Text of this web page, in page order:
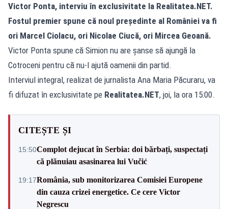
Victor Ponta, interviu în exclusivitate la Realitatea.NET.
Fostul premier spune că noul președinte al României va fi
ori Marcel Ciolacu, ori Nicolae Ciucă, ori Mircea Geoană.
Victor Ponta spune că Simion nu are șanse să ajungă la
Cotroceni pentru că nu-l ajută oamenii din partid.
Interviul integral, realizat de jurnalista Ana Maria Păcuraru, va
fi difuzat în exclusivitate pe Realitatea.NET, joi, la ora 15:00.
CITEȘTE ȘI
15:50Complot dejucat în Serbia: doi bărbați, suspectați
că plănuiau asasinarea lui Vučić
19:17România, sub monitorizarea Comisiei Europene
din cauza crizei energetice. Ce cere Victor
Negrescu